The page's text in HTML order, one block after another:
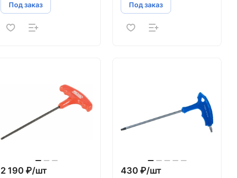
Под заказ Под заказ
2 190 ₽/шт 430 ₽/шт